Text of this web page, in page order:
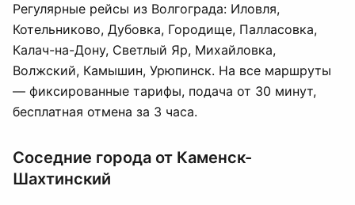
Регулярные рейсы из Волгограда: Иловля,
Котельниково, Дубовка, Городище, Палласовка,
Калач-на-Дону, Светлый Яр, Михайловка,
Волжский, Камышин, Урюпинск. На все маршруты
— фиксированные тарифы, подача от 30 минут,
бесплатная отмена за 3 часа.
Соседние города от Каменск-
Шахтинский